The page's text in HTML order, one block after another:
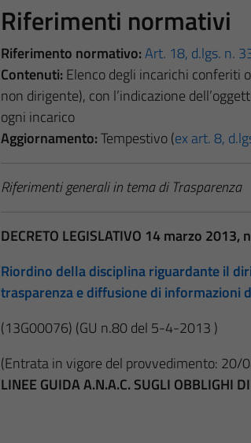
Riferimenti normativi
Riferimento normativo:Art. 18, d.lgs. n.
Contenuti: Elenco degli incarichi conferiti
non dirigente), con l’indicazione
ogni incarico
Aggiornamento:Tempestivo (ex art. 8,
Riferimenti generali in tema di Trasparenza
DECRETO LEGISLATIVO 14 marzo 2013,
Riordino della disciplina riguardante il
trasparenza e diffusione di informazioni
(13G00076) (GU n.80 del 5-4-2013 )
(Entrata in vigore del provvedimento: 20/
LINEE GUIDA A.N.A.C. SUGLI OBBLIGHI